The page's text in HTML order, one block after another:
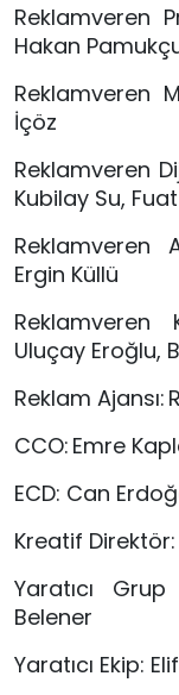
Reklamveren
Hakan
Reklamveren
İçöz
Reklamveren
Kubilay Su,
Reklamveren
Ergin Küllü
Reklamveren
Uluçay Eroğlu,
Reklam Ajansı:
CCO: Emre
ECD: Can
Kreatif
Yaratıcı Grup
Belener
Yaratıcı Ekip: